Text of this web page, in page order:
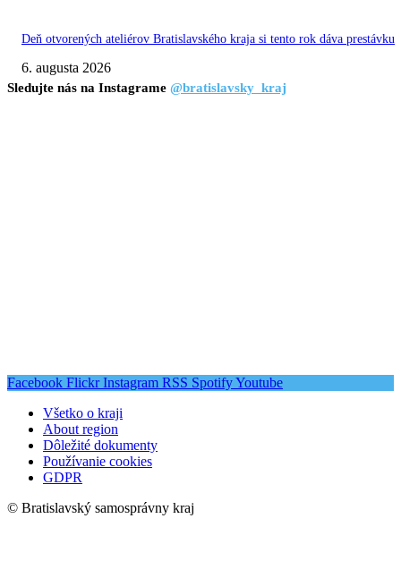
Deň otvorených ateliérov Bratislavského kraja si tento rok dáva prestávku
6. augusta 2026
Sledujte nás na Instagrame @bratislavsky_kraj
Facebook Flickr Instagram RSS SpotifyYoutube
Všetko o kraji
About region
Dôležité dokumenty
Používanie cookies
GDPR
© Bratislavský samosprávny kraj